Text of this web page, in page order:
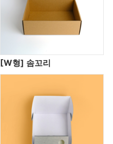
[W형] 솜꼬리